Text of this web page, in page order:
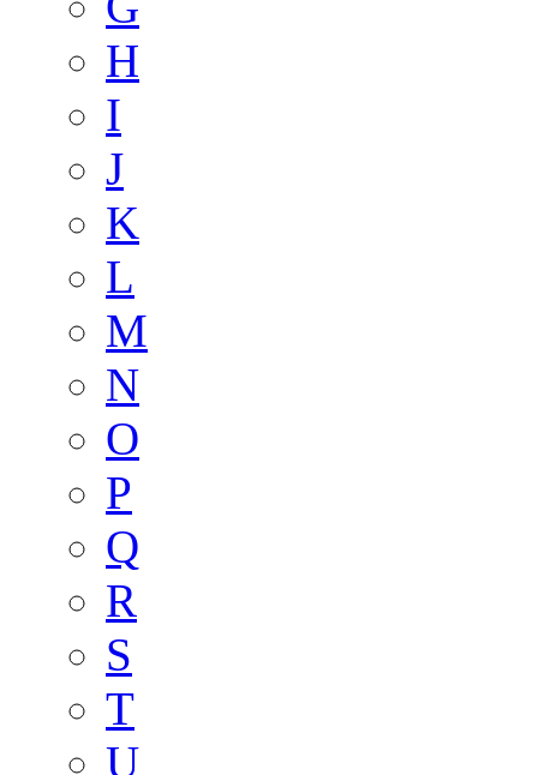
H
I
J
K
L
M
N
O
P
Q
R
S
T
U